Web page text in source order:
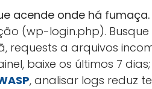
acende onde há fumaça.
(wp-login.php).
requests a arquivos
baixe os últimos 7
, analisar logs reduz